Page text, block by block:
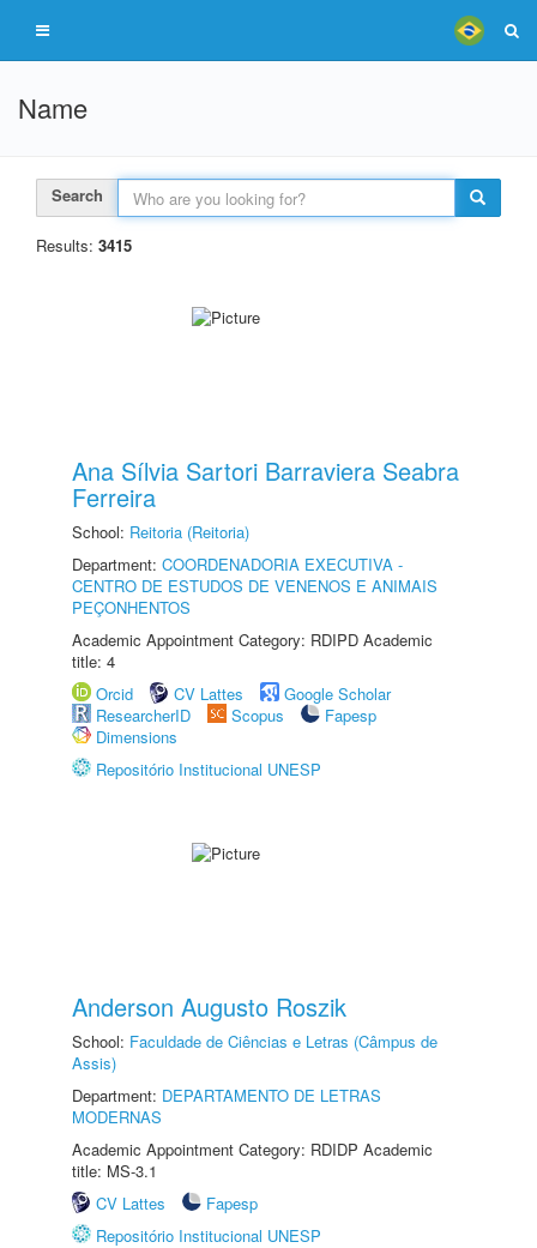
Name
Search
Results: 3415
Ana Sílvia Sartori Barraviera Seabra
Ferreira
School: Reitoria (Reitoria)
Department: COORDENADORIA EXECUTIVA -
CENTRO DE ESTUDOS DE VENENOS E ANIMAIS
PEÇONHENTOS
Academic Appointment Category: RDIPD Academic
title: 4
Orcid
CV Lattes
Google Scholar
ResearcherID
Scopus
Fapesp
Dimensions
Repositório Institucional UNESP
Anderson Augusto Roszik
School: Faculdade de Ciências e Letras (Câmpus de
Assis)
Department: DEPARTAMENTO DE LETRAS
MODERNAS
Academic Appointment Category: RDIDP Academic
title: MS-3.1
CV Lattes
Fapesp
Repositório Institucional UNESP